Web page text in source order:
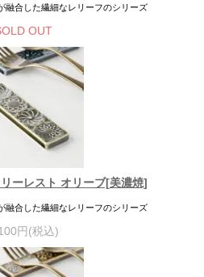
融合した繊細なレリーフのシリーズ
OUT
ーレスト オリーブ[美濃焼]
融合した繊細なレリーフのシリーズ
円(税込)